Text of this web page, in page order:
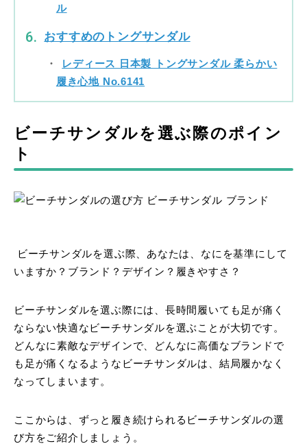
ル
おすすめのトングサンダル
レディース 日本製 トングサンダル 柔らかい
履き心地 No.6141
ビーチサンダルを選ぶ際のポイン
ト
ビーチサンダルを選ぶ際、あなたは、なにを基準にして
いますか？ブランド？デザイン？履きやすさ？
ビーチサンダルを選ぶ際には、長時間履いても足が痛く
ならない快適なビーチサンダルを選ぶことが大切です。
どんなに素敵なデザインで、どんなに高価なブランドで
も足が痛くなるようなビーチサンダルは、結局履かなく
なってしまいます。
ここからは、ずっと履き続けられるビーチサンダルの選
び方をご紹介しましょう。